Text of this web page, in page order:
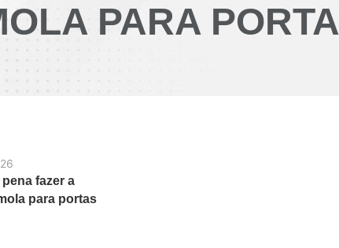
PARA PORTA
fazer a
para portas